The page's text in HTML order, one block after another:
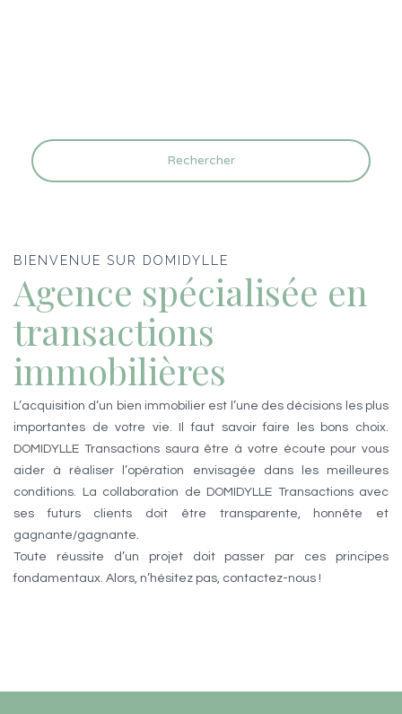
Rechercher
BIENVENUE SUR DOMIDYLLE
Agence spécialisée en
transactions
immobilières
L’acquisition d’un bien immobilier est l’une des décisions les plus
importantes de votre vie. Il faut savoir faire les bons choix.
DOMIDYLLE Transactions saura être à votre écoute pour vous
aider à réaliser l’opération envisagée dans les meilleures
conditions. La collaboration de DOMIDYLLE Transactions avec
ses futurs clients doit être transparente, honnête et
gagnante/gagnante.
Toute réussite d’un projet doit passer par ces principes
fondamentaux. Alors, n’hésitez pas, contactez-nous !